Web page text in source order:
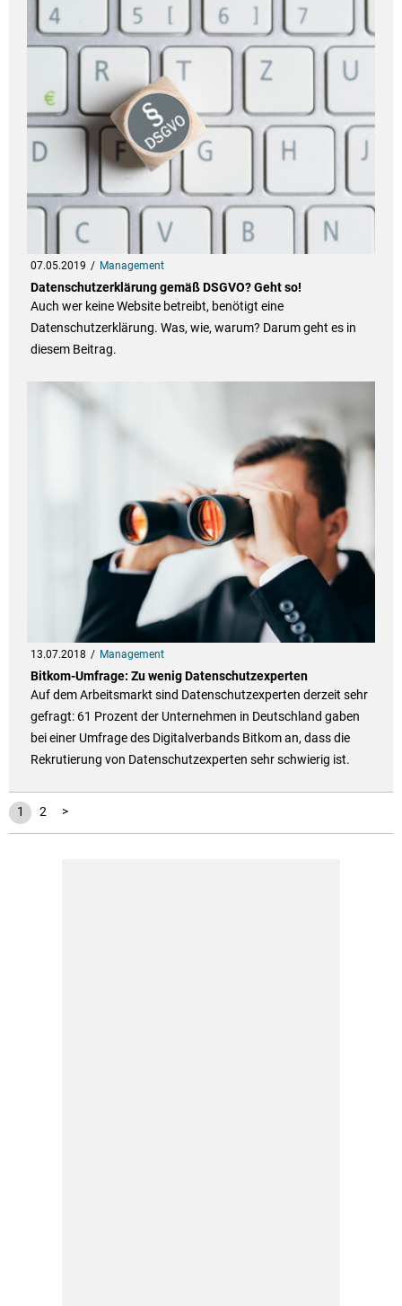
07.05.2019 Management
Datenschutzerklärung gemäß DSGVO? Geht so!
Auch wer keine Website betreibt, benötigt eine
Datenschutzerklärung. Was, wie, warum? Darum geht es in
diesem Beitrag.
13.07.2018 Management
Bitkom-Umfrage: Zu wenig Datenschutzexperten
Auf dem Arbeitsmarkt sind Datenschutzexperten derzeit sehr
gefragt: 61 Prozent der Unternehmen in Deutschland gaben
bei einer Umfrage des Digitalverbands Bitkom an, dass die
Rekrutierung von Datenschutzexperten sehr schwierig ist.
1 2 >